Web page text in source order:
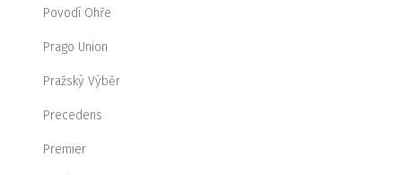
Povodí Ohře
Prago Union
Pražský Výběr
Precedens
Premier